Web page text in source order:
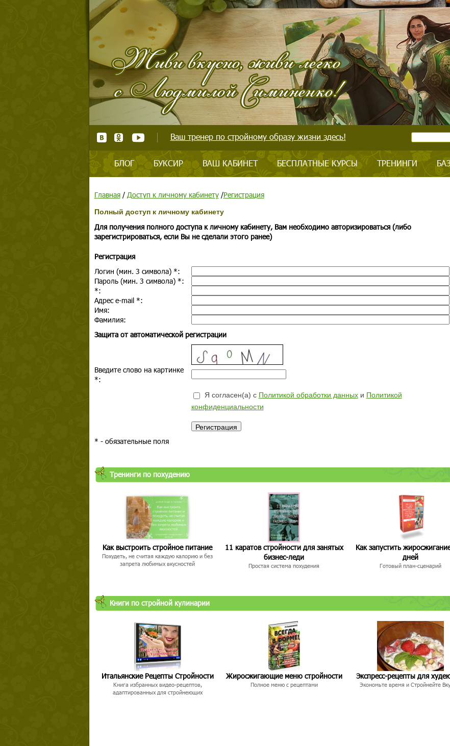
Ваш тренер по стройному образу жизни здесь!
БЛОГ БУКСИР ВАШ КАБИНЕТ БЕСПЛАТНЫЕ КУРСЫ ТРЕНИНГИ
Главная/ Доступ к личному кабинету/Регистрация
Полный доступ к личному кабинету
Для получения полного доступа к личному кабинету, Вам необходимо авторизироваться (либо
зарегистрироваться, если Вы не сделали этого ранее)
Регистрация
Логин (мин. 3 символа) *:
Пароль (мин. 3 символа) *:
*:
Адрес e-mail *:
Имя:
Фамилия:
Защита от автоматической регистрации
Введите слово на картинке
*:
Я согласен(а) с Политикой обработки данныхи Политикой
конфиденциальности
* - обязательные поля
Тренинги по похудению
Как выстроить стройное питание
Похудеть, не считая каждую калорию и без
запрета любимых вкусностей
11 каратов стройности для занятых
бизнес-леди
Простая система похудения
Как запустить
дней
Готовый план-сценарий
Книги по стройной кулинарии
Итальянские Рецепты Стройности
Книга избранных видео-рецептов,
адаптированных для стройнеющих
Жиросжигающие меню стройности
Полное меню с рецептами
Экспресс-рецепты для
Экономьте время и Стройнейте